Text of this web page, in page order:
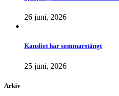
26 juni, 2026
Kansliet har sommarstängt
25 juni, 2026
Arkiv